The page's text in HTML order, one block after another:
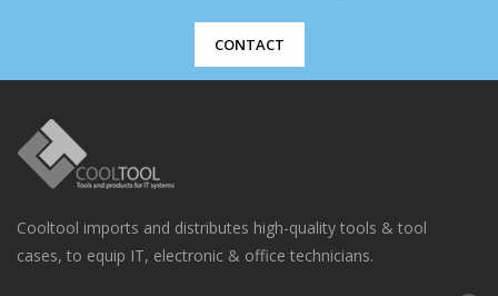
CONTACT
Cooltool imports and distributes high-quality tools & tool
cases, to equip IT, electronic & office technicians.